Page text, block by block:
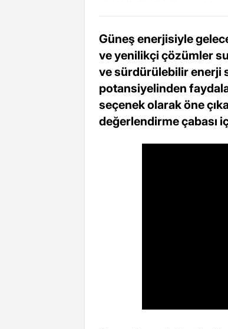
Güneş enerjisiyle
ve yenilikçi çözümler
ve sürdürülebilir enerji
potansiyelinden
seçenek olarak öne
değerlendirme çabası